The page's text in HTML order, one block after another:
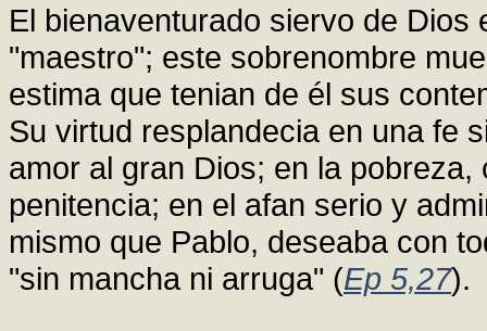
El bienaventurado siervo de
"maestro"; este sobrenombre
estima que tenian de él sus
Su virtud resplandecia en una fe
amor al gran Dios; en la
penitencia; en el afan serio y
mismo que Pablo, deseaba con
"sin mancha ni arruga" (Ep 5,27).